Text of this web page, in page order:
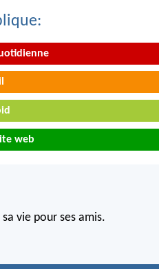
web
vie pour ses amis.